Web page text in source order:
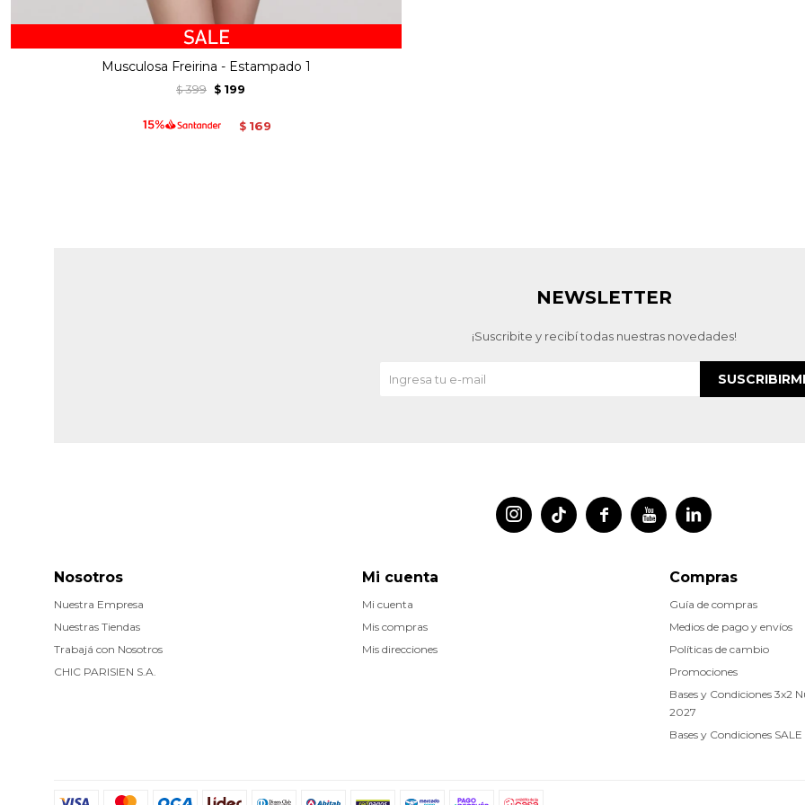
Musculosa Freirina - Estampado 1
$ 399 $ 199
$ 169
 
 
Nosotros
Nuestra Empresa
Nuestras Tiendas
Trabajá con Nosotros
CHIC PARISIEN S.A.
Compras
Guía de compras
Medios de pago y envíos
Políticas de cambio
Promociones
Bases y Condiciones 3x2
2027
Bases y Condiciones SALE
Mi cuenta
Mi cuenta
Mis compras
Mis direcciones
NEWSLETTER
¡Suscribite y recibí todas nuestras novedades!